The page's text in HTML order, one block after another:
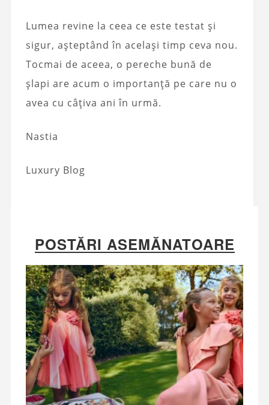
Lumea revine la ceea ce este testat și
sigur, așteptând în același timp ceva nou.
Tocmai de aceea, o pereche bună de
șlapi are acum o importanță pe care nu o
avea cu câțiva ani în urmă.
Nastia
Luxury Blog
POSTĂRI ASEMĂNATOARE